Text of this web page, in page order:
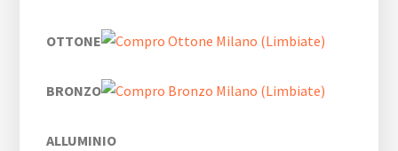
OTTONE
BRONZO
ALLUMINIO